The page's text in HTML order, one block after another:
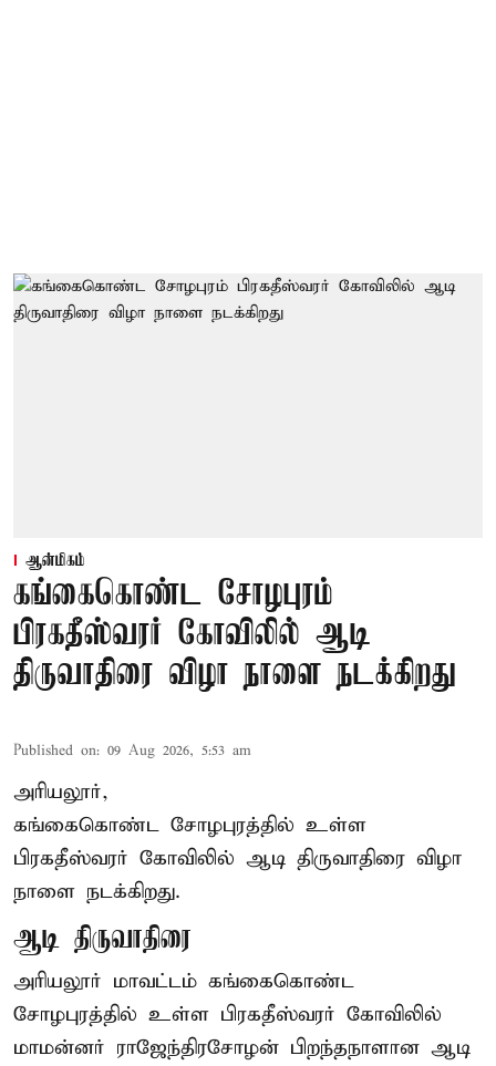
ஆன்மிகம்
கங்கைகொண்ட சோழபுரம்
பிரகதீஸ்வரர் கோவிலில் ஆடி
திருவாதிரை விழா நாளை நடக்கிறது
Published on: 09 Aug 2026, 5:53 am
அரியலூர்,
கங்கைகொண்ட சோழபுரத்தில் உள்ள
பிரகதீஸ்வரர் கோவிலில் ஆடி திருவாதிரை விழா
நாளை நடக்கிறது.
ஆடி திருவாதிரை
அரியலூர் மாவட்டம் கங்கைகொண்ட
சோழபுரத்தில் உள்ள பிரகதீஸ்வரர் கோவிலில்
மாமன்னர் ராஜேந்திரசோழன் பிறந்தநாளான ஆடி